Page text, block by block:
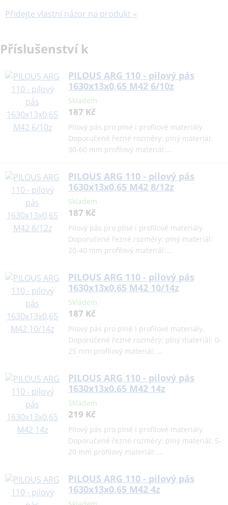
Přidejte vlastní názor na produkt »
Příslušenství k
PILOUS ARG 110 - pilový pás
1630x13x0,65 M42 6/10z
Skladem
187 Kč
Pilový pás pro plné i profilové materiály.
Doporučené řezné rozměry: plný materiál:
30-60 mm profilový materiál:…
PILOUS ARG 110 - pilový pás
1630x13x0,65 M42 8/12z
Skladem
187 Kč
Pilový pás pro plné i profilové materiály.
Doporučené řezné rozměry: plný materiál:
20-40 mm profilový materiál:…
PILOUS ARG 110 - pilový pás
1630x13x0,65 M42 10/14z
Skladem
187 Kč
Pilový pás pro plné i profilové materiály.
Doporučené řezné rozměry: plný materiál: 0-
25 mm profilový materiál: …
PILOUS ARG 110 - pilový pás
1630x13x0,65 M42 14z
Skladem
219 Kč
Pilový pás pro plné i profilové materiály.
Doporučené řezné rozměry: plný materiál: 5-
20 mm profilový materiál: …
PILOUS ARG 110 - pilový pás
1630x13x0,65 M42 4z